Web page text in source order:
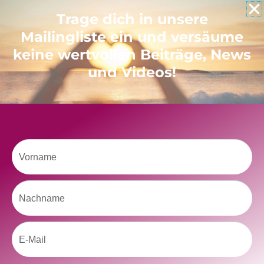
Like uns auf Facebook
Trage dich in unsere
Mailingliste ein und versäume
keine wertvollen Beiträge, News
und Videos!
Vorname
Nachname
Email